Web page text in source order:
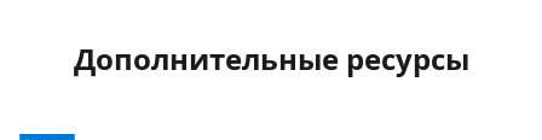
Дополнительные ресурсы